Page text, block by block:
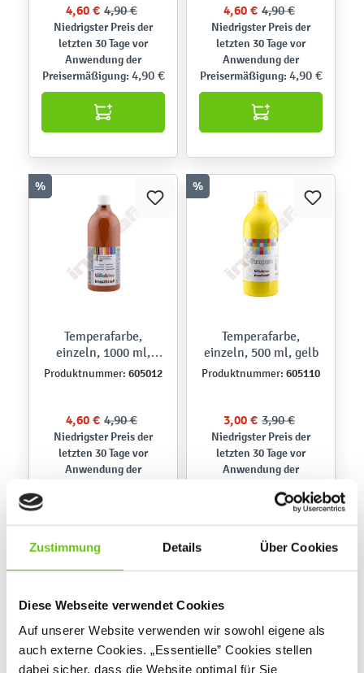
Zustimmung Details Über Cookies
Diese Webseite verwendet Cookies
Auf unserer Website verwenden wir sowohl eigene als
auch externe Cookies. „Essentielle” Cookies stellen
dabei sicher, dass die Website optimal für Sie
4,60 € 4,90 €
Niedrigster Preis der
letzten 30 Tage vor
Anwendung der
Preisermäßigung: 4,90 €
4,60 € 4,90 €
Niedrigster Preis der
letzten 30 Tage vor
Anwendung der
Preisermäßigung: 4,90 €
%
Temperafarbe,
einzeln, 1000 ml,
hellbraun
Produktnummer: 605012
4,60 € 4,90 €
Niedrigster Preis der
letzten 30 Tage vor
Anwendung der
%
Temperafarbe,
einzeln, 500 ml, gelb
Produktnummer: 605110
3,00 € 3,90 €
Niedrigster Preis der
letzten 30 Tage vor
Anwendung der